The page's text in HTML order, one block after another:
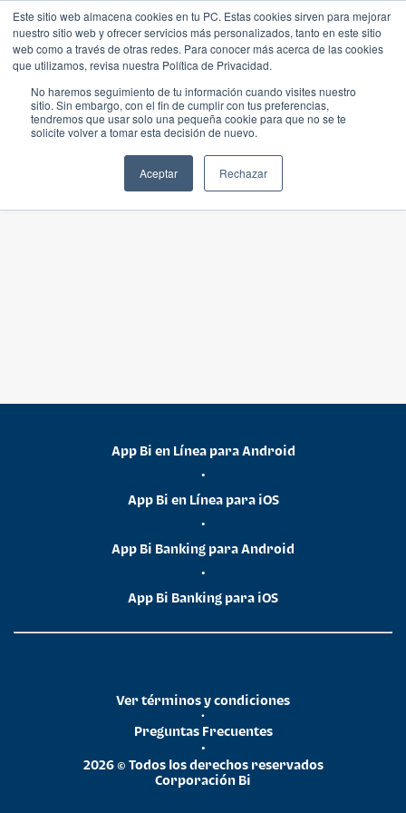
Este sitio web almacena cookies en tu PC. Estas cookies sirven para mejorar
nuestro sitio web y ofrecer servicios más personalizados, tanto en este sitio
web como a través de otras redes. Para conocer más acerca de las cookies
que utilizamos, revisa nuestra Política de Privacidad.
No haremos seguimiento de tu información cuando visites nuestro
sitio. Sin embargo, con el fin de cumplir con tus preferencias,
tendremos que usar solo una pequeña cookie para que no se te
solicite volver a tomar esta decisión de nuevo.
Aceptar Rechazar
App Bi en Línea para Android
•
App Bi en Línea para iOS
•
App Bi Banking para Android
•
App Bi Banking para iOS
2026 © Todos los derechos reservados
Corporación Bi
•
Preguntas Frecuentes
•
Ver términos y condiciones